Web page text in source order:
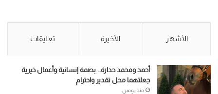
الأشهر الأخيرة تعليقات
أحمد ومحمد حدارة… بصمة إنسانية وأعمال خيرية
جعلتهما محل تقدير واحترام
منذ يومين